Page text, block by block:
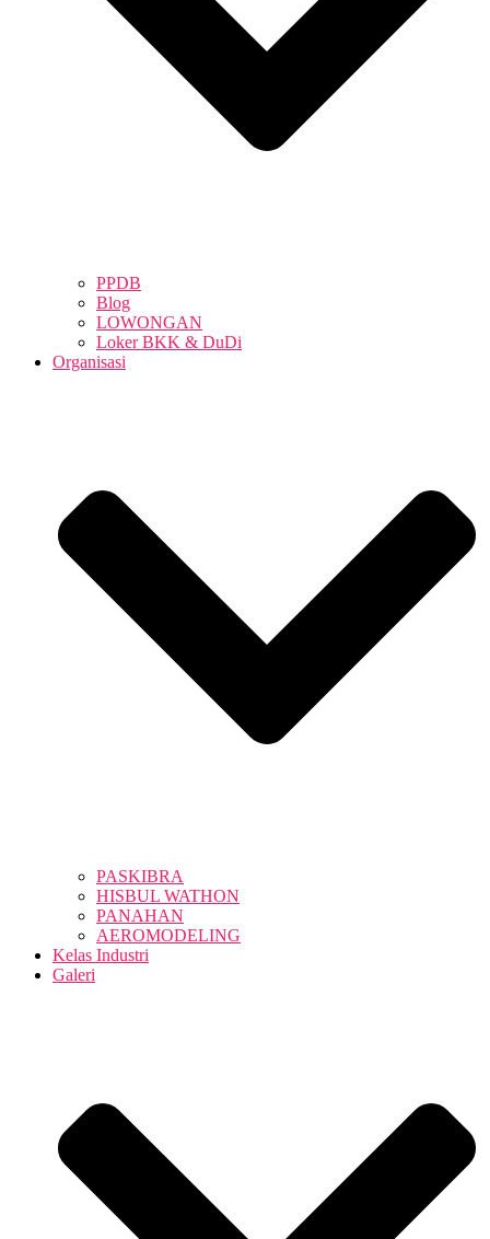
PPDB
Blog
LOWONGAN
Loker BKK & DuDi
Organisasi
PASKIBRA
HISBUL WATHON
PANAHAN
AEROMODELING
Kelas Industri
Galeri